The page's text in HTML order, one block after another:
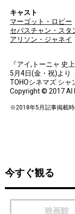
キャスト
マーゴット・ロビー
セバスチャン・スタ
アリソン・ジャネイ
『アイ,トーニャ 史
5月4日(金・祝)より
TOHOシネマズ シャ
Copyright © 2017 AI
※2018年5月記事掲載時
今すぐ観る
映画館